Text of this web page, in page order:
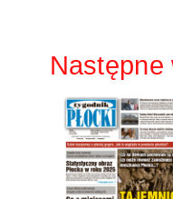
Następne